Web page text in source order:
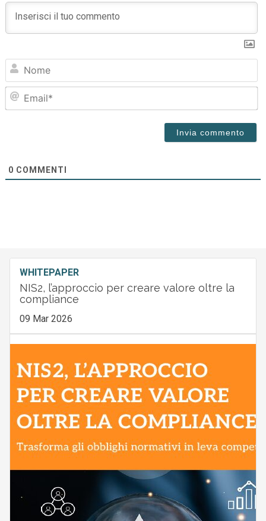
0 COMMENTI
WHITEPAPER
NIS2, l’approccio per creare valore oltre la
compliance
09 Mar 2026